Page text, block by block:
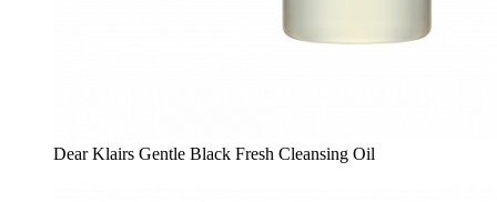
Dear Klairs Gentle Black Fresh Cleansing Oil